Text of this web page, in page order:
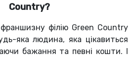
Country?
філію Green Country
яка людина, яка цікавиться
бажання та певні кошти. І